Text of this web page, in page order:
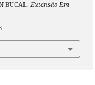
BUCAL. Extensão Em